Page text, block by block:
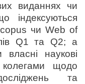
виданнях чи
індексуються
чи Web of
Q1 та Q2; а
наукові
колегами щодо
та